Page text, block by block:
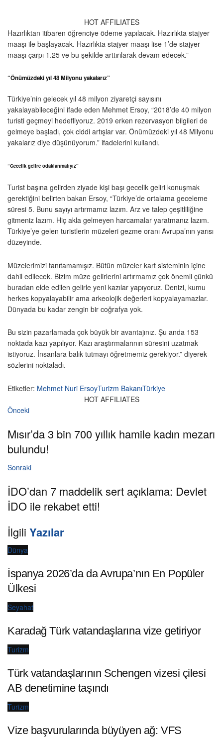
HOT AFFILIATES
Hazırlıktan itibaren öğrenciye ödeme yapılacak. Hazırlıkta stajyer
maaşı ile başlayacak. Hazırlıkta stajyer maaşı lise 1’de stajyer
maaşı çarpı 1.25 ve bu şekilde arttırılarak devam edecek.”
“Önümüzdeki yıl 48 Milyonu yakalarız”
Türkiye’nin gelecek yıl 48 milyon ziyaretçi sayısını
yakalayabileceğini ifade eden Mehmet Ersoy, “2018’de 40 milyon
turisti geçmeyi hedefliyoruz. 2019 erken rezervasyon bilgileri de
gelmeye başladı, çok ciddi artışlar var. Önümüzdeki yıl 48 Milyonu
yakalarız diye düşünüyorum.” ifadelerini kullandı.
“Gecelik gelire odaklanmalıyız”
Turist başına gelirden ziyade kişi başı gecelik geliri konuşmak
gerektiğini belirten bakan Ersoy, “Türkiye’de ortalama geceleme
süresi 5. Bunu sayıyı artırmamız lazım. Arz ve talep çeşitliliğine
gitmeniz lazım. Hiç akla gelmeyen harcamalar yaratmanız lazım.
Türkiye’ye gelen turistlerin müzeleri gezme oranı Avrupa’nın yarısı
düzeyinde.
Müzelerimizi tanıtamamışız. Bütün müzeler kart sisteminin içine
dahil edilecek. Bizim müze gelirlerini artırmamız çok önemli çünkü
buradan elde edilen gelirle yeni kazılar yapıyoruz. Denizi, kumu
herkes kopyalayabilir ama arkeolojik değerleri kopyalayamazlar.
Dünyada bu kadar zengin bir coğrafya yok.
Bu sizin pazarlamada çok büyük bir avantajınız. Şu anda 153
noktada kazı yapılıyor. Kazı araştırmalarının süresini uzatmak
istiyoruz. İnsanlara balık tutmayı öğretmemiz gerekiyor.” diyerek
sözlerini noktaladı.
Etiketler: Mehmet Nuri ErsoyTurizm BakanıTürkiye
HOT AFFILIATES
Önceki
Mısır’da 3 bin 700 yıllık hamile kadın mezarı
bulundu!
Sonraki
İDO’dan 7 maddelik sert açıklama: Devlet
İDO ile rekabet etti!
İlgili Yazılar
Dünya
İspanya 2026’da da Avrupa’nın En Popüler
Ülkesi
Seyahat
Karadağ Türk vatandaşlarına vize getiriyor
Turizm
Türk vatandaşlarının Schengen vizesi çilesi
AB denetimine taşındı
Turizm
Vize başvurularında büyüyen ağ: VFS